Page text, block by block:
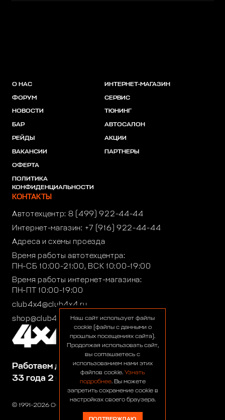
© 1991-2026 ООО «Сервис 4х4»
Работаем для вас:
33 года 2 месяца 24 дня
О НАС
ФОРУМ
НОВОСТИ
БАР
РЕЙДЫ
ВАКАНСИИ
ОФЕРТА
ПОЛИТИКА
КОНФИДЕНЦИАЛЬНОСТИ
ИНТЕРНЕТ-МАГАЗИН
СЕРВИС
ТЮНИНГ
АВТОСАЛОН
АКЦИИ
ПАРТНЕРЫ
КОНТАКТЫ
Автотехцентр: 8 (499) 922-44-44
Интернет-магазин: +7 (916) 922-44-44
Адреса и схемы проезда
Время работы автотехцентра:
ПН-СБ 10:00-21:00, ВСК 10:00-19:00
Время работы интернет-магазина:
ПН-ПТ 10:00-19:00
club4x4@club4x4.ru
shop@club4x4.ruНаш сайт использует файлы
cookie (файлы с данными о
прошлых посещениях сайта).
Продолжая использовать сайт,
вы соглашаетесь с
использованием нами этих
файлов cookie. Узнать
подробнее. Вы можете
запретить сохранение cookie в
настройках своего браузера.